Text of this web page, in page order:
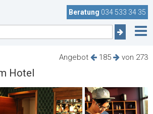
Beratung 034 533 34 35
Angebot 185 von 273
Hotel